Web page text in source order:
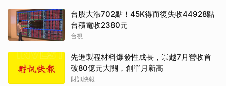
台股大漲702點！45K得而復失收44928點
台積電收2380元
台視
先進製程材料爆發性成長，崇越7月營收首
破80億元大關，創單月新高
財訊快報